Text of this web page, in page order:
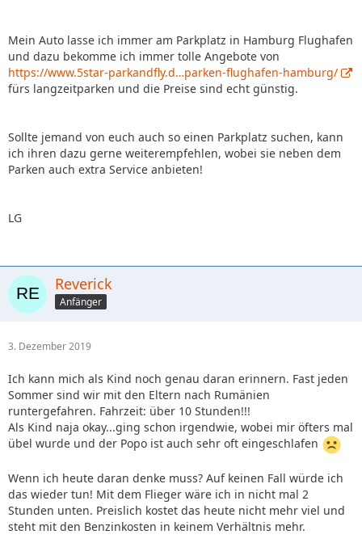
Mein Auto lasse ich immer am Parkplatz in Hamburg Flughafen
und dazu bekomme ich immer tolle Angebote von
https://www.5star-parkandfly.d…parken-flughafen-hamburg/
fürs langzeitparken und die Preise sind echt günstig.
Sollte jemand von euch auch so einen Parkplatz suchen, kann
ich ihren dazu gerne weiterempfehlen, wobei sie neben dem
Parken auch extra Service anbieten!
LG
Reverick
Anfänger
3. Dezember 2019
Ich kann mich als Kind noch genau daran erinnern. Fast jeden
Sommer sind wir mit den Eltern nach Rumänien
runtergefahren. Fahrzeit: über 10 Stunden!!!
Als Kind naja okay...ging schon irgendwie, wobei mir öfters mal
übel wurde und der Popo ist auch sehr oft eingeschlafen
Wenn ich heute daran denke muss? Auf keinen Fall würde ich
das wieder tun! Mit dem Flieger wäre ich in nicht mal 2
Stunden unten. Preislich kostet das heute nicht mehr viel und
steht mit den Benzinkosten in keinem Verhältnis mehr.